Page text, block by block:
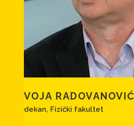
VOJA RADOVANOVIĆ
dekan, Fizički fakultet